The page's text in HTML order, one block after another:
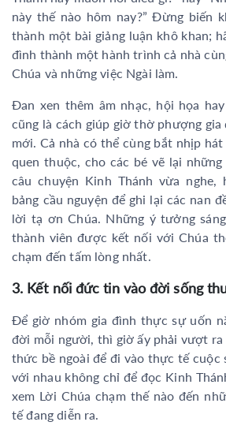
này thế nào hôm nay?” Đừng biến
thành một bài giảng luận khô khan;
đình thành một hành trình cả nhà
Chúa và những việc Ngài làm.
Đan xen thêm âm nhạc, hội họa
cũng là cách giúp giờ thờ phượng
mới. Cả nhà có thể cùng bắt nhịp
quen thuộc, cho các bé vẽ lại
câu chuyện Kinh Thánh vừa nghe,
bảng cầu nguyện để ghi lại các nan
lời tạ ơn Chúa. Những ý tưởng
thành viên được kết nối với Chúa
chạm đến tấm lòng nhất.
3. Kết nối đức tin vào đời sống
Để giờ nhóm gia đình thực sự uốn
đời mỗi người, thì giờ ấy phải vượt ra
thức bề ngoài để đi vào thực tế cuộc
với nhau không chỉ để đọc Kinh
xem Lời Chúa chạm thế nào đến
tế đang diễn ra.